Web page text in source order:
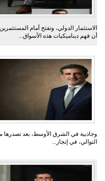
الاستثمار الدولي، وتفتح أمام
أن فهم ديناميكيات هذه الأسواق...
وجاذبية في الشرق الأوسط، بعد تصدرها
التوالي، في إنجاز...